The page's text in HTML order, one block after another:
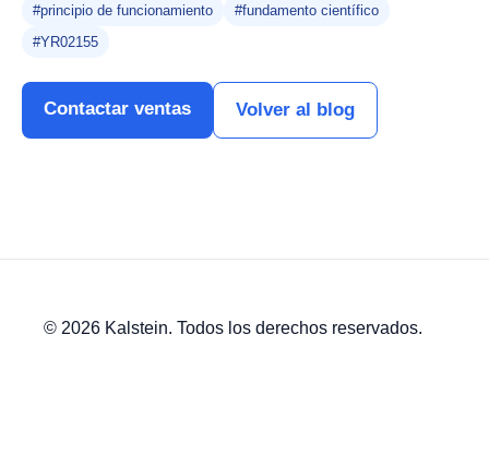
#principio de funcionamiento
#fundamento científico
#YR02155
Contactar ventas Volver al blog
© 2026 Kalstein. Todos los derechos reservados.